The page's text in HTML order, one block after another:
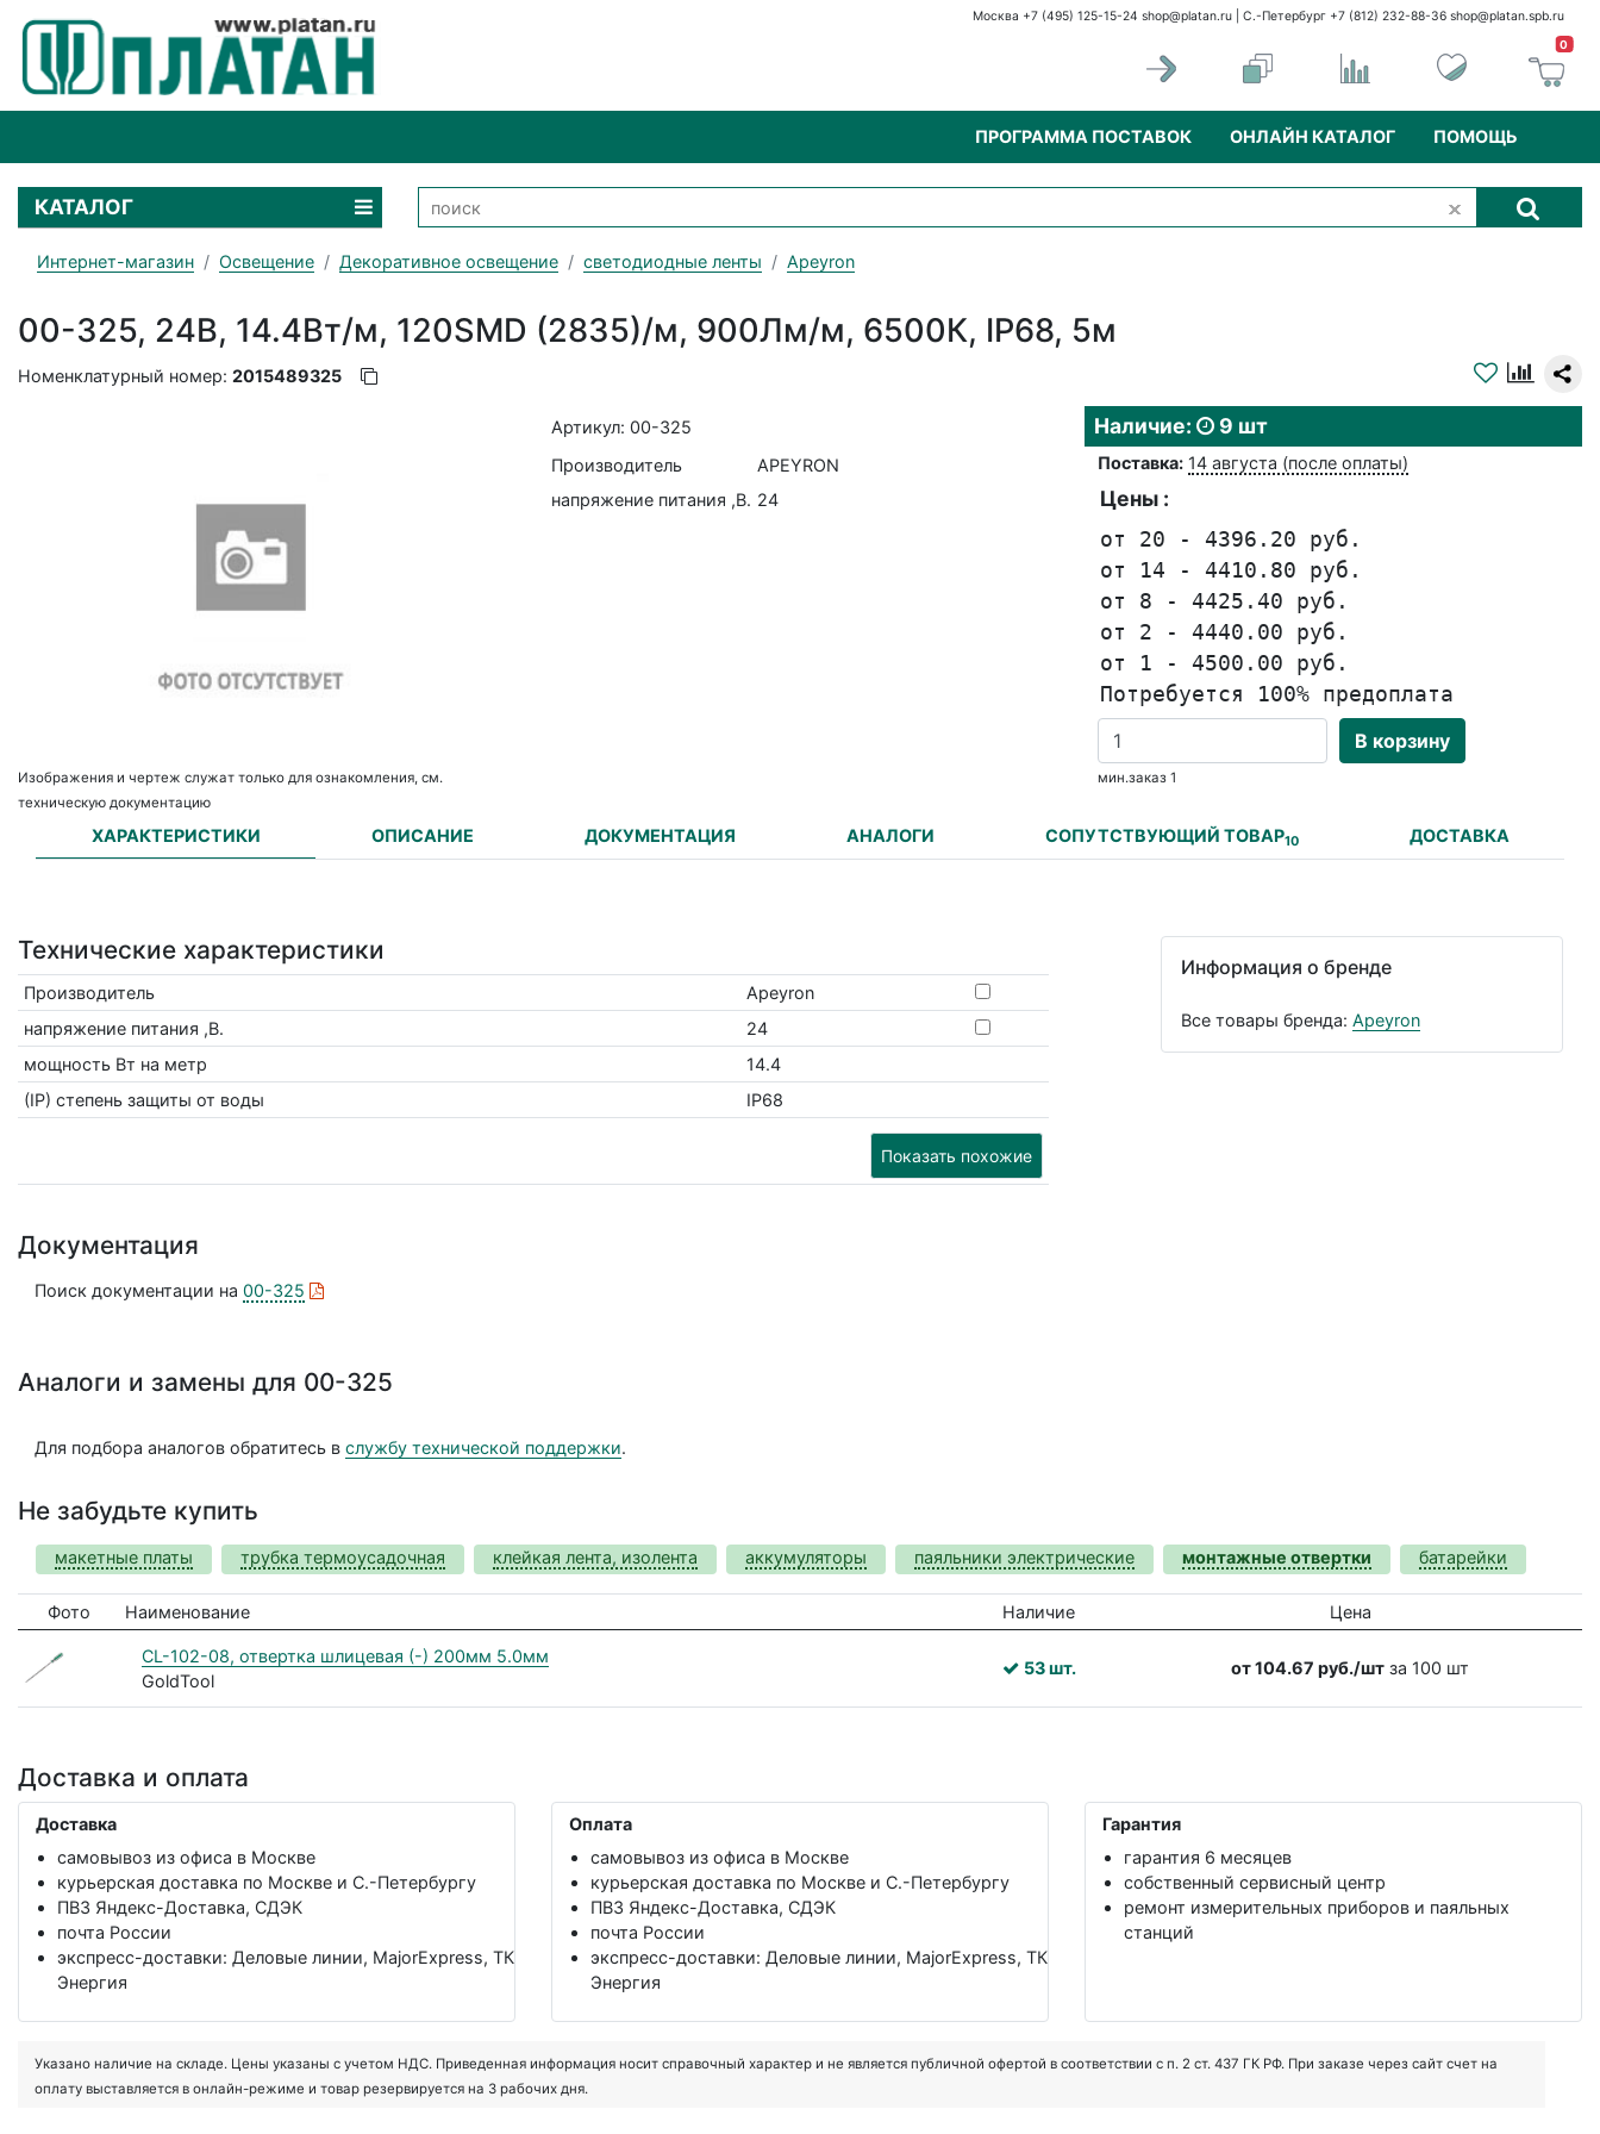
Москва +7 (495) 125-15-24 shop@platan.ru | С.-Петербург +7 (812) 232-88-36 shop@platan.spb.ru
0
ПРОГРАММА ПОСТАВОК ОНЛАЙН КАТАЛОГ ПОМОЩЬ
КАТАЛОГ
Интернет-магазин Освещение Декоративное освещение светодиодные ленты Apeyron
00-325, 24В, 14.4Вт/м, 120SMD (2835)/м, 900Лм/м, 6500К, IP68, 5м
Номенклатурный номер: 2015489325
Изображения и чертеж служат только для ознакомления, см.
техническую документацию
Артикул: 00-325
Производитель
APEYRON
напряжение питания ,В. 24
Наличие: 9 шт
Поставка: 14 августа (после оплаты)
Цены :
от 20 - 4396.20 руб.
от 14 - 4410.80 руб.
от 8 - 4425.40 руб.
от 2 - 4440.00 руб.
от 1 - 4500.00 руб.
Потребуется 100% предоплата
В корзину
мин.заказ 1
ХАРАКТЕРИСТИКИ ОПИСАНИЕ ДОКУМЕНТАЦИЯ АНАЛОГИ СОПУТСТВУЮЩИЙ ТОВАР10 ДОСТАВКА
Технические характеристики
Производитель
Apeyron
напряжение питания ,В.
24
мощность Вт на метр
14.4
(IP) степень защиты от воды
IP68
Показать похожие
Информация о бренде
Все товары бренда: Apeyron
Документация
Поиск документации на00-325
Аналоги и замены для 00-325
Для подбора аналогов обратитесь вслужбу технической поддержки.
Не забудьте купить
макетные платы трубка термоусадочная клейкая лента, изолента аккумуляторы паяльники электрические монтажные отвертки батарейки
Фото Наименование Наличие Цена
CL-102-08, отвертка шлицевая (-) 200мм 5.0мм
GoldTool
53 шт. от 104.67 руб./шт за 100 шт
Доставка и оплата
Доставка
самовывоз из офиса в Москве
курьерская доставка по Москве и С.-Петербургу
ПВЗ Яндекс-Доставка, СДЭК
почта России
экспресс-доставки: Деловые линии, MajorExpress, ТК
Энергия
Оплата
самовывоз из офиса в Москве
курьерская доставка по Москве и С.-Петербургу
ПВЗ Яндекс-Доставка, СДЭК
почта России
экспресс-доставки: Деловые линии, MajorExpress, ТК
Энергия
Гарантия
гарантия 6 месяцев
собственный сервисный центр
ремонт измерительных приборов и паяльных
станций
Указано наличие на складе. Цены указаны с учетом НДС. Приведенная информация носит справочный характер и не является публичной офертой в соответствии с п. 2 ст. 437 ГК РФ. При заказе через сайт счет на
оплату выставляется в онлайн-режиме и товар резервируется на 3 рабочих дня.